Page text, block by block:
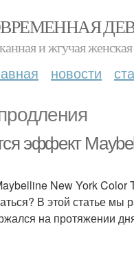
и жгучая
новости
эффект
New York Color
В этой статье
на протяжении